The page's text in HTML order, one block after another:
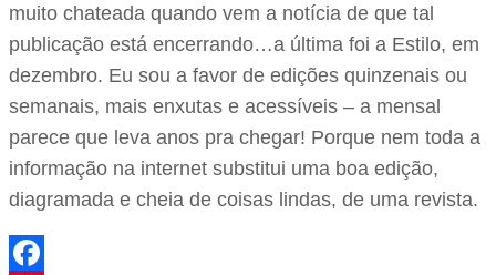
muito chateada quando vem a notícia de que tal
publicação está encerrando…a última foi a Estilo, em
dezembro. Eu sou a favor de edições quinzenais ou
semanais, mais enxutas e acessíveis – a mensal
parece que leva anos pra chegar! Porque nem toda a
informação na internet substitui uma boa edição,
diagramada e cheia de coisas lindas, de uma revista.